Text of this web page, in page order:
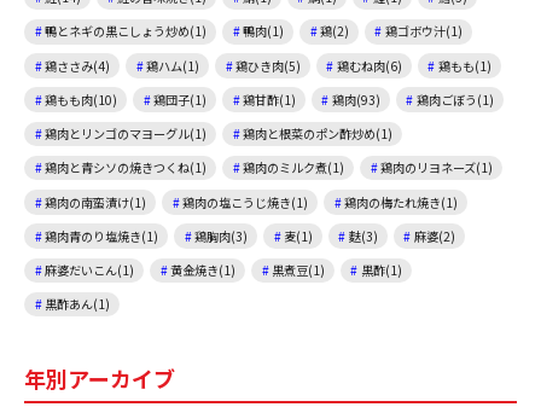
鴨とネギの黒こしょう炒め(1)
鴨肉(1) 鶏(2)
鶏ゴボウ汁(1)
鶏ささみ(4)
鶏ハム(1) 鶏ひき肉(5) 鶏むね肉(6)
鶏もも(1)
鶏もも肉(10)
鶏団子(1) 鶏甘酢(1) 鶏肉(93)
鶏肉ごぼう(1)
鶏肉とリンゴのマヨーグル(1)
鶏肉と根菜のポン酢炒め(1)
鶏肉と青シソの焼きつくね(1)
鶏肉のミルク煮(1)
鶏肉のリヨネーズ(1)
鶏肉の南蛮漬け(1)
鶏肉の塩こうじ焼き(1)
鶏肉の梅たれ焼き(1)
鶏肉青のり塩焼き(1)
鶏胸肉(3) 麦(1) 麩(3)
麻婆(2)
麻婆だいこん(1)
黄金焼き(1) 黒煮豆(1)
黒酢(1)
黒酢あん(1)
年別アーカイブ